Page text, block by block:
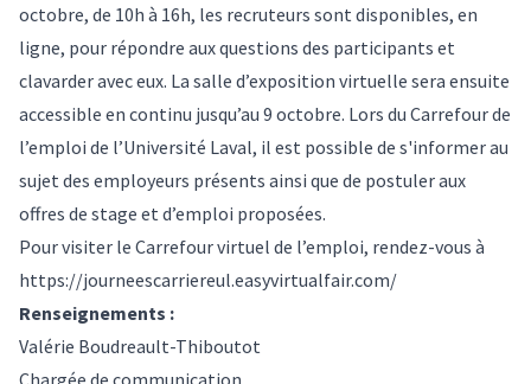
octobre, de 10h à 16h, les recruteurs sont disponibles, en
ligne, pour répondre aux questions des participants et
clavarder avec eux. La salle d’exposition virtuelle sera ensuite
accessible en continu jusqu’au 9 octobre. Lors du Carrefour de
l’emploi de l’Université Laval, il est possible de s'informer au
sujet des employeurs présents ainsi que de postuler aux
offres de stage et d’emploi proposées.
Pour visiter le Carrefour virtuel de l’emploi, rendez-vous à
https://journeescarriereul.easyvirtualfair.com/
Renseignements :
Valérie Boudreault-Thiboutot
Chargée de communication